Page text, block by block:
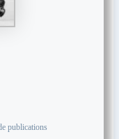
publications